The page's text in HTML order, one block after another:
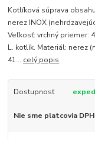
Kotlíková súprava
nerez INOX
Veľkosť: vrchný priemer:
L. kotlík. Materiál: nerez
41... celý popis
Dostupnosť
Nie sme platcovia DPH